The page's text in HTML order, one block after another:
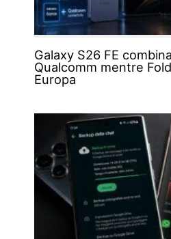
Galaxy S26 FE
Qualcomm mentre
Europa